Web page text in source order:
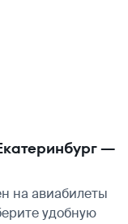
—
на авиабилеты
удобную